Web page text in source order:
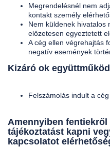
Megrendelésnél nem
kontakt személy
Nem küldenek hivatalos
előzetesen egyeztetett
A cég ellen végrehajtás
negatív események
Kizáró ok
Felszámolás indult a
Amennyiben fentiekről
tájékoztatást kapni
kapcsolatot